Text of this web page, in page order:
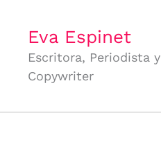
contenido
Eva Espinet
Escritora, Periodista y
Copywriter